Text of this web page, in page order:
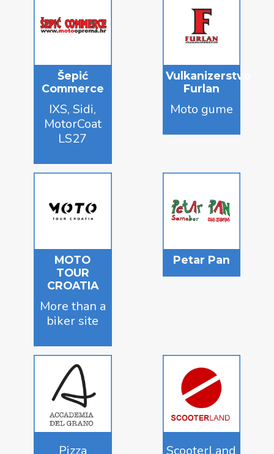
Šepić
Commerce
IXS, Sidi,
MotorCoat
LS27
Vulkanizerstvo
Furlan
Moto gume
MOTO
TOUR
CROATIA
More than a
biker site
Petar Pan
Pizza ScooterLand